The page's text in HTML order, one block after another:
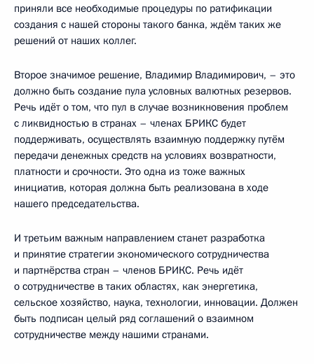
приняли все необходимые процедуры по ратификации
создания с нашей стороны такого банка, ждём таких же
решений от наших коллег.
Второе значимое решение, Владимир Владимирович, – это
должно быть создание пула условных валютных резервов.
Речь идёт о том, что пул в случае возникновения проблем
с ликвидностью в странах – членах БРИКС будет
поддерживать, осуществлять взаимную поддержку путём
передачи денежных средств на условиях возвратности,
платности и срочности. Это одна из тоже важных
инициатив, которая должна быть реализована в ходе
нашего председательства.
И третьим важным направлением станет разработка
и принятие стратегии экономического сотрудничества
и партнёрства стран – членов БРИКС. Речь идёт
о сотрудничестве в таких областях, как энергетика,
сельское хозяйство, наука, технологии, инновации. Должен
быть подписан целый ряд соглашений о взаимном
сотрудничестве между нашими странами.